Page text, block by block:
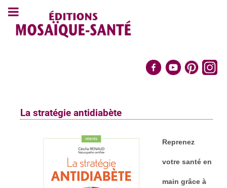
La stratégie antidiabète
Reprenez
votre santé en
main grâce à